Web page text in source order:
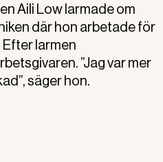
Aili Low larmade om
där hon arbetade för
larmen
”Jag var mer
säger hon.